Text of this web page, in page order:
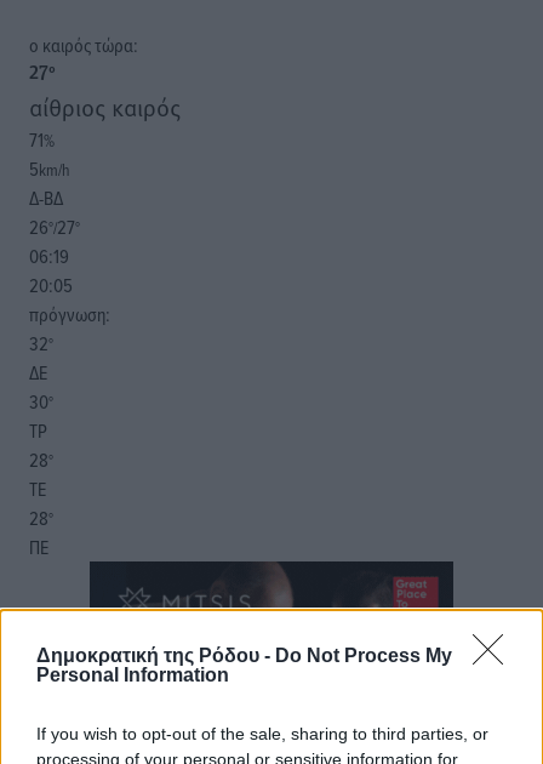
Δημοκρατική της Ρόδου - Do Not Process My
Personal Information
If you wish to opt-out of the sale, sharing to third parties, or
processing of your personal or sensitive information for
o καιρός τώρα:
27°
αίθριος καιρός
71%
5km/h
Δ-ΒΔ
26°/27°
06:19
20:05
πρόγνωση:
32°
ΔΕ
30°
ΤΡ
28°
ΤΕ
28°
ΠΕ